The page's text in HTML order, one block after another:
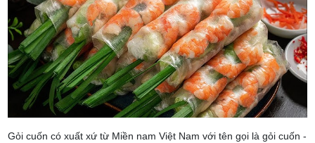
Gỏi cuốn có xuất xứ từ Miền nam Việt Nam với tên gọi là gỏi cuốn -